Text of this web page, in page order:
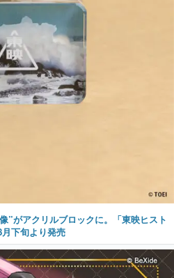
”がアクリルブロックに。「東映ヒスト
下旬より発売